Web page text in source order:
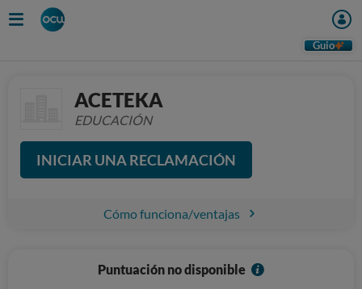
Guio
ACETEKA
EDUCACIÓN
INICIAR UNA RECLAMACIÓN
Cómo funciona/ventajas
Puntuación no disponible
I